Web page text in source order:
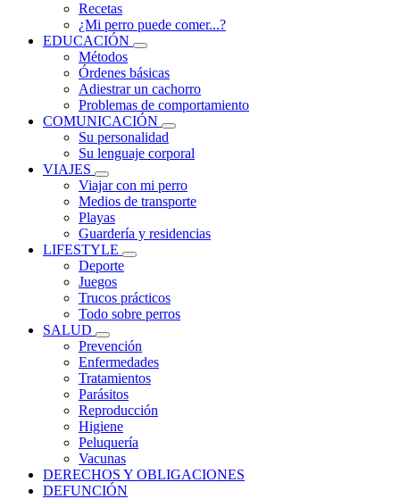
Recetas
¿Mi perro puede comer...?
EDUCACIÓN
Métodos
Órdenes básicas
Adiestrar un cachorro
Problemas de comportamiento
COMUNICACIÓN
Su personalidad
Su lenguaje corporal
VIAJES
Viajar con mi perro
Medios de transporte
Playas
Guardería y residencias
LIFESTYLE
Deporte
Juegos
Trucos prácticos
Todo sobre perros
SALUD
Prevención
Enfermedades
Tratamientos
Parásitos
Reproducción
Higiene
Peluquería
Vacunas
DERECHOS Y OBLIGACIONES
DEFUNCIÓN